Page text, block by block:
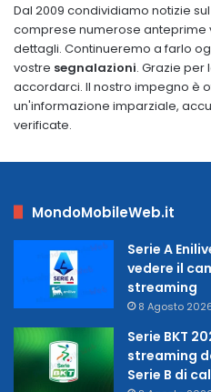
Dal 2009 condividiamo notizie
comprese numerose
dettagli. Continueremo a farlo
vostre segnalazioni. Grazie per
accordarci. Il nostro impegno è
un'informazione imparziale,
verificate.
MondoMobileWeb.it
Serie A
vedere il
streaming
8 Agosto
Serie BKT
streaming
Serie B di